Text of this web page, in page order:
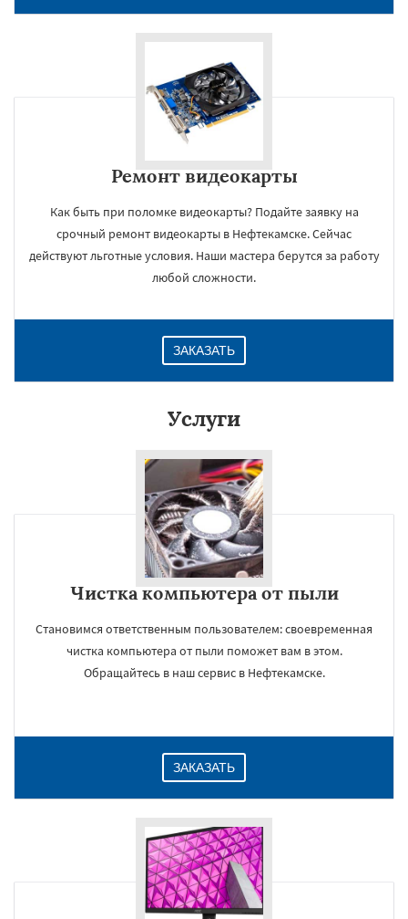
Ремонт видеокарты
Как быть при поломке видеокарты? Подайте заявку на
срочный ремонт видеокарты в Нефтекамске. Сейчас
действуют льготные условия. Наши мастера берутся за работу
любой сложности.
ЗАКАЗАТЬ
Услуги
Чистка компьютера от пыли
Становимся ответственным пользователем: своевременная
чистка компьютера от пыли поможет вам в этом.
Обращайтесь в наш сервис в Нефтекамске.
ЗАКАЗАТЬ
×
Даю согласие на обработку персональных данных